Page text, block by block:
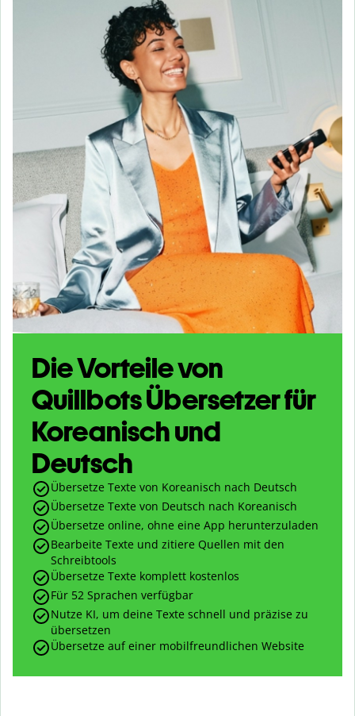
Die Vorteile von
Quillbots Übersetzer für
Koreanisch und
Deutsch
Übersetze Texte von Koreanisch nach Deutsch
Übersetze Texte von Deutsch nach Koreanisch
Übersetze online, ohne eine App herunterzuladen
Bearbeite Texte und zitiere Quellen mit den
Schreibtools
Übersetze Texte komplett kostenlos
Für 52 Sprachen verfügbar
Nutze KI, um deine Texte schnell und präzise zu
übersetzen
Übersetze auf einer mobilfreundlichen Website